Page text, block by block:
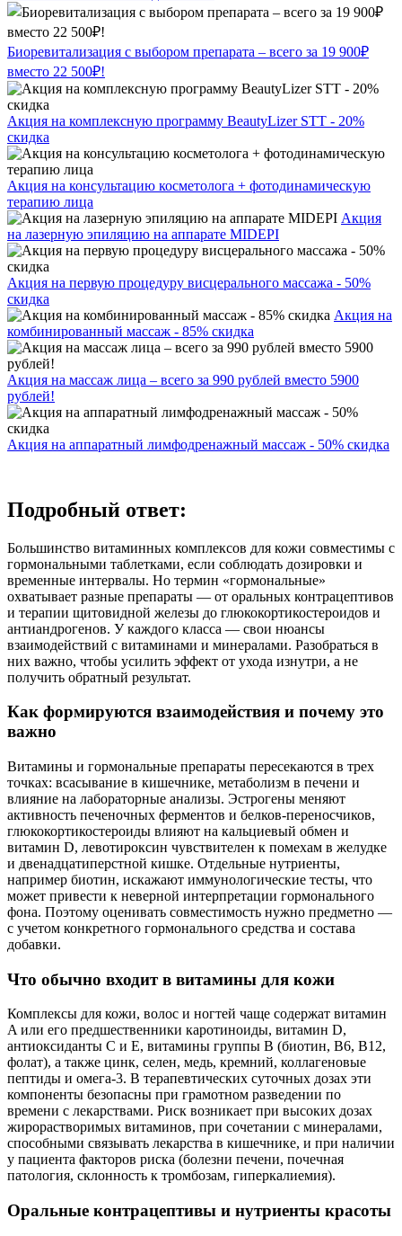
Биоревитализация с выбором препарата – всего за 19 900₽
вместо 22 500₽!
Акция на комплексную программу BeautyLizer STT - 20%
скидка
Акция на консультацию косметолога + фотодинамическую
терапию лица
Акция
на лазерную эпиляцию на аппарате MIDEPI
Акция на первую процедуру висцерального массажа - 50%
скидка
Акция на
комбинированный массаж - 85% скидка
Акция на массаж лица – всего за 990 рублей вместо 5900
рублей!
Акция на аппаратный лимфодренажный массаж - 50% скидка
Подробный ответ:
Большинство витаминных комплексов для кожи совместимы с
гормональными таблетками, если соблюдать дозировки и
временные интервалы. Но термин «гормональные»
охватывает разные препараты — от оральных контрацептивов
и терапии щитовидной железы до глюкокортикостероидов и
антиандрогенов. У каждого класса — свои нюансы
взаимодействий с витаминами и минералами. Разобраться в
них важно, чтобы усилить эффект от ухода изнутри, а не
получить обратный результат.
Как формируются взаимодействия и почему это
важно
Витамины и гормональные препараты пересекаются в трех
точках: всасывание в кишечнике, метаболизм в печени и
влияние на лабораторные анализы. Эстрогены меняют
активность печеночных ферментов и белков‑переносчиков,
глюкокортикостероиды влияют на кальциевый обмен и
витамин D, левотироксин чувствителен к помехам в желудке
и двенадцатиперстной кишке. Отдельные нутриенты,
например биотин, искажают иммунологические тесты, что
может привести к неверной интерпретации гормонального
фона. Поэтому оценивать совместимость нужно предметно —
с учетом конкретного гормонального средства и состава
добавки.
Что обычно входит в витамины для кожи
Комплексы для кожи, волос и ногтей чаще содержат витамин
A или его предшественники каротиноиды, витамин D,
антиоксиданты C и E, витамины группы B (биотин, B6, B12,
фолат), а также цинк, селен, медь, кремний, коллагеновые
пептиды и омега‑3. В терапевтических суточных дозах эти
компоненты безопасны при грамотном разведении по
времени с лекарствами. Риск возникает при высоких дозах
жирорастворимых витаминов, при сочетании с минералами,
способными связывать лекарства в кишечнике, и при наличии
у пациента факторов риска (болезни печени, почечная
патология, склонность к тромбозам, гиперкалиемия).
Оральные контрацептивы и нутриенты красоты